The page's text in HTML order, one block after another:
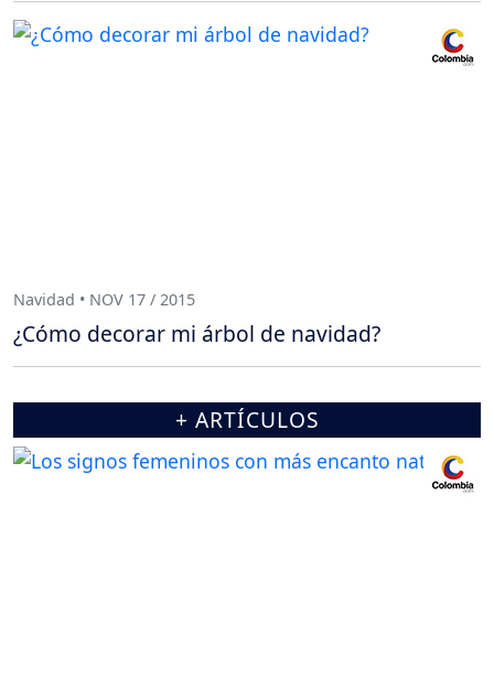
Navidad • NOV 17 / 2015
¿Cómo decorar mi árbol de navidad?
+ ARTÍCULOS